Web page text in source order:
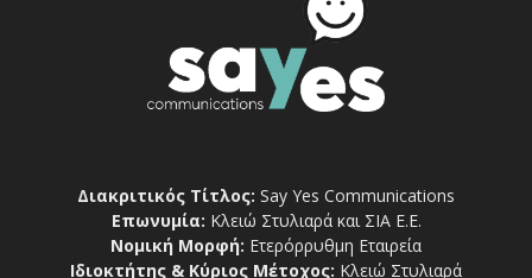
Διακριτικός Τίτλος: Say Yes Communications
Επωνυμία: Κλειώ Στυλιαρά και ΣΙΑ Ε.Ε.
Νομική Μορφή: Ετερόρρυθμη Εταιρεία
Ιδιοκτήτης & Κύριος Μέτοχος: Κλειώ Στυλιαρά